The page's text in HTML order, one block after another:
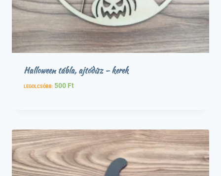
Halloween tábla, ajtódísz – kerek
LEGOLCSÓBB: 500 Ft